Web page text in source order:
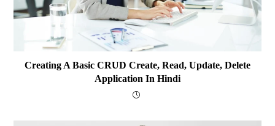
Creating A Basic CRUD Create, Read, Update, Delete
Application In Hindi